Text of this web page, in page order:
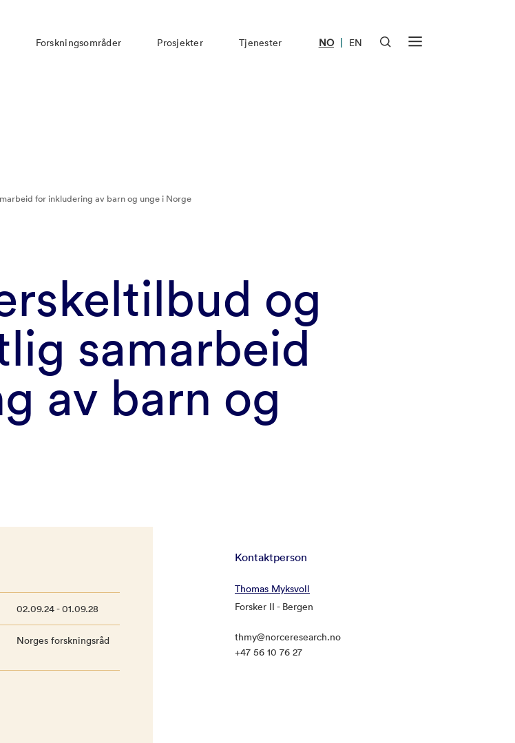
Forskningsområder Prosjekter Tjenester NO | EN
for inkludering av barn og unge i Norge
og
samarbeid
av barn og
02.09.24 - 01.09.28
Norges forskningsråd
Kontaktperson
Thomas Myksvoll
Forsker II - Bergen
thmy@norceresearch.no
+47 56 10 76 27